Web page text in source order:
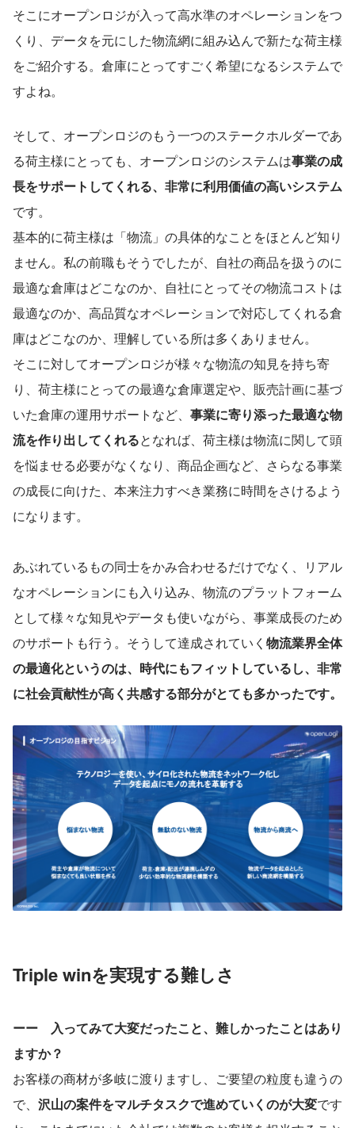
そこにオープンロジが入って高水準のオペレーションをつ
くり、データを元にした物流網に組み込んで新たな荷主様
をご紹介する。倉庫にとってすごく希望になるシステムで
すよね。
そして、オープンロジのもう一つのステークホルダーであ
る荷主様にとっても、オープンロジのシステムは事業の成
長をサポートしてくれる、非常に利用価値の高いシステム
です。
基本的に荷主様は「物流」の具体的なことをほとんど知り
ません。私の前職もそうでしたが、自社の商品を扱うのに
最適な倉庫はどこなのか、自社にとってその物流コストは
最適なのか、高品質なオペレーションで対応してくれる倉
庫はどこなのか、理解している所は多くありません。
そこに対してオープンロジが様々な物流の知見を持ち寄
り、荷主様にとっての最適な倉庫選定や、販売計画に基づ
いた倉庫の運用サポートなど、 事業に寄り添った最適な物
流を作り出してくれるとなれば、荷主様は物流に関して頭
を悩ませる必要がなくなり、商品企画など、さらなる事業
の成長に向けた、本来注力すべき業務に時間をさけるよう
になります。
あぶれているもの同士をかみ合わせるだけでなく、リアル
なオペレーションにも入り込み、物流のプラットフォーム
として様々な知見やデータも使いながら、事業成長のため
のサポートも行う。そうして達成されていく 物流業界全体
の最適化というのは、時代にもフィットしているし、非常
に社会貢献性が高く共感する部分がとても多かったです。
Triple winを実現する難しさ
ーー　入ってみて大変だったこと、難しかったことはあり
ますか？
お客様の商材が多岐に渡りますし、ご要望の粒度も違うの
で、 沢山の案件をマルチタスクで進めていくのが大変です